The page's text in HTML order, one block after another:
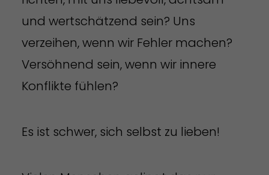
und wertschätzend sein? Uns
verzeihen, wenn wir Fehler machen?
Versöhnend sein, wenn wir innere
Konflikte fühlen?
Es ist schwer, sich selbst zu lieben!